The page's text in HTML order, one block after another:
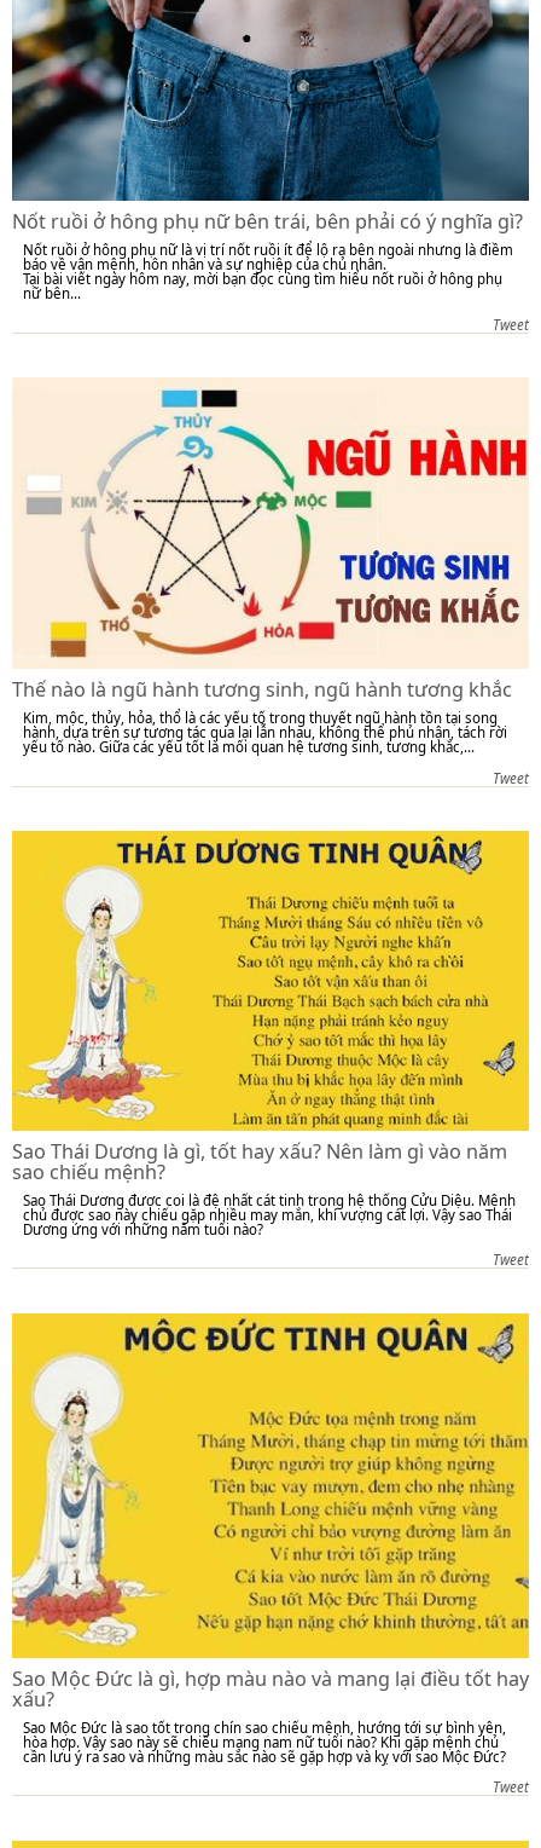
Nốt ruồi ở hông phụ nữ bên trái, bên phải có ý nghĩa gì?
Nốt ruồi ở hông phụ nữ là vị trí nốt ruồi ít để lộ ra bên ngoài nhưng là điềm
báo về vận mệnh, hôn nhân và sự nghiệp của chủ nhân.
Tại bài viết ngày hôm nay, mời bạn đọc cùng tìm hiểu nốt ruồi ở hông phụ
nữ bên...
Tweet
Thế nào là ngũ hành tương sinh, ngũ hành tương khắc
Kim, mộc, thủy, hỏa, thổ là các yếu tố trong thuyết ngũ hành tồn tại song
hành, dựa trên sự tương tác qua lại lẫn nhau, không thể phủ nhận, tách rời
yếu tố nào. Giữa các yếu tốt là mối quan hệ tương sinh, tương khắc,...
Tweet
Sao Thái Dương là gì, tốt hay xấu? Nên làm gì vào năm
sao chiếu mệnh?
Sao Thái Dương được coi là đệ nhất cát tinh trong hệ thống Cửu Diệu. Mệnh
chủ được sao này chiếu gặp nhiều may mắn, khí vượng cát lợi. Vậy sao Thái
Dương ứng với những năm tuổi nào?
Tweet
Sao Mộc Đức là gì, hợp màu nào và mang lại điều tốt hay
xấu?
Sao Mộc Đức là sao tốt trong chín sao chiếu mệnh, hướng tới sự bình yên,
hòa hợp. Vậy sao này sẽ chiếu mạng nam nữ tuổi nào? Khi gặp mệnh chủ
cần lưu ý ra sao và những màu sắc nào sẽ gặp hợp và kỵ với sao Mộc Đức?
Tweet